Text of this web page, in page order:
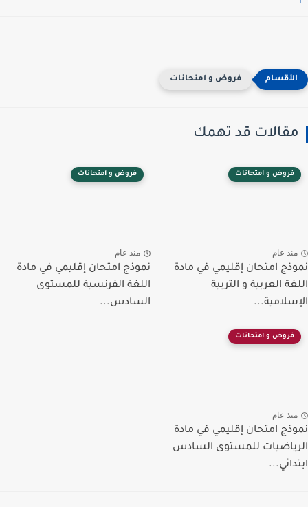
فروض و امتحانات
مقالات قد تهمك
فروض و امتحانات
منذ عام
نموذج امتحان إقليمي في مادة
اللغة العربية و التربية
الإسلامية...
فروض و امتحانات
منذ عام
نموذج امتحان إقليمي في مادة
اللغة الفرنسية للمستوى
السادس...
فروض و امتحانات
منذ عام
نموذج امتحان إقليمي في مادة
الرياضيات للمستوى السادس
ابتدائي...